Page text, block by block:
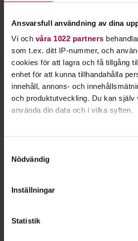
Ansvarsfull användning av dina
Vi och våra 1022 partners
som t.ex. ditt IP-nummer, och
cookies för att lagra och få tillgång
enhet för att kunna tillhandahålla
innehåll, annons- och
och produktutveckling. Du kan själv
använda din data och i vilka syften.
som kan ha en noggrannhet på
Ta reda på mer om hur dina
Du kan ändra eller dra tillbaka ditt
Nödvändig
Inställningar
Statistik
Starta en
Läs mer om att starta studiecirkel